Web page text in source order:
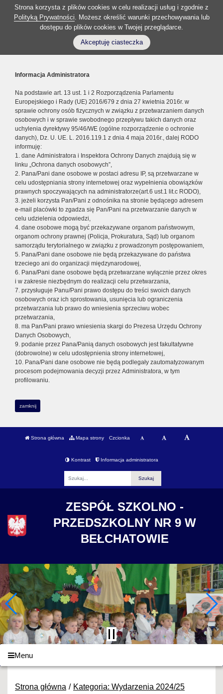
Strona korzysta z plików cookies w celu realizacji usług i zgodnie z
Polityką Prywatności. Możesz określić warunki przechowywania lub
dostępu do plików cookies w Twojej przeglądarce.
Akceptuję ciasteczka
Informacja Administratora
Na podstawie art. 13 ust. 1 i 2 Rozporządzenia Parlamentu
Europejskiego i Rady (UE) 2016/679 z dnia 27 kwietnia 2016r. w
sprawie ochrony osób fizycznych w związku z przetwarzaniem danych
osobowych i w sprawie swobodnego przepływu takich danych oraz
uchylenia dyrektywy 95/46/WE (ogólne rozporządzenie o ochronie
danych), Dz. U. UE. L. 2016.119.1 z dnia 4 maja 2016r., dalej RODO
informuję:
1. dane Administratora i Inspektora Ochrony Danych znajdują się w
linku „Ochrona danych osobowych”,
2. Pana/Pani dane osobowe w postaci adresu IP, są przetwarzane w
celu udostępniania strony internetowej oraz wypełnienia obowiązków
prawnych spoczywających na administratorze(art.6 ust.1 lit.c RODO),
3. jeżeli korzysta Pan/Pani z odnośnika na stronie będącego adresem
e-mail placówki to zgadza się Pan/Pani na przetwarzanie danych w
celu udzielenia odpowiedzi,
4. dane osobowe mogą być przekazywane organom państwowym,
organom ochrony prawnej (Policja, Prokuratura, Sąd) lub organom
samorządu terytorialnego w związku z prowadzonym postępowaniem,
5. Pana/Pani dane osobowe nie będą przekazywane do państwa
trzeciego ani do organizacji międzynarodowej,
6. Pana/Pani dane osobowe będą przetwarzane wyłącznie przez okres
i w zakresie niezbędnym do realizacji celu przetwarzania,
7. przysługuje Panu/Pani prawo dostępu do treści swoich danych
osobowych oraz ich sprostowania, usunięcia lub ograniczenia
przetwarzania lub prawo do wniesienia sprzeciwu wobec
przetwarzania,
8. ma Pan/Pani prawo wniesienia skargi do Prezesa Urzędu Ochrony
Danych Osobowych,
9. podanie przez Pana/Panią danych osobowych jest fakultatywne
(dobrowolne) w celu udostępnienia strony internetowej,
10. Pana/Pani dane osobowe nie będą podlegały zautomatyzowanym
procesom podejmowania decyzji przez Administratora, w tym
profilowaniu.
zamknij
Strona główna Mapa strony Czcionka
Kontrast Informacja administratora
ZESPÓŁ SZKOLNO -
PRZEDSZKOLNY NR 9 W
BEŁCHATOWIE
Menu
Strona główna
Kategoria: Wydarzenia 2024/25